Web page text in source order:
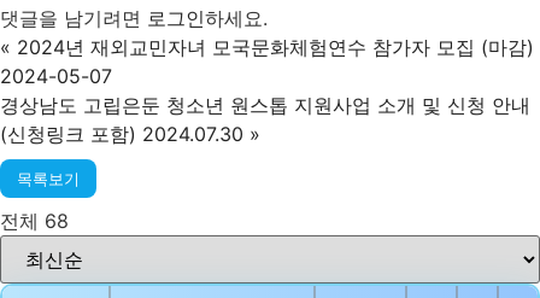
댓글을 남기려면 로그인하세요.
« 2024년 재외교민자녀 모국문화체험연수 참가자 모집 (마감)
2024-05-07
경상남도 고립은둔 청소년 원스톱 지원사업 소개 및 신청 안내
(신청링크 포함) 2024.07.30 »
목록보기
전체 68